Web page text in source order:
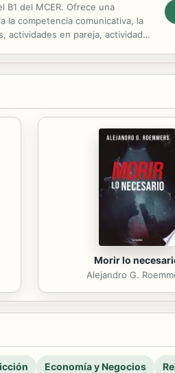
del MCER. Ofrece una
la competencia comunicativa, la
actividades en pareja, actividades
Morir lo
Alejandro G.
Economía y Negocios